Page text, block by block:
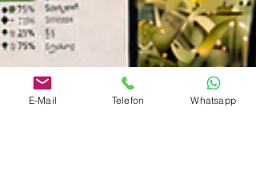
E-Mail Telefon Whatsapp